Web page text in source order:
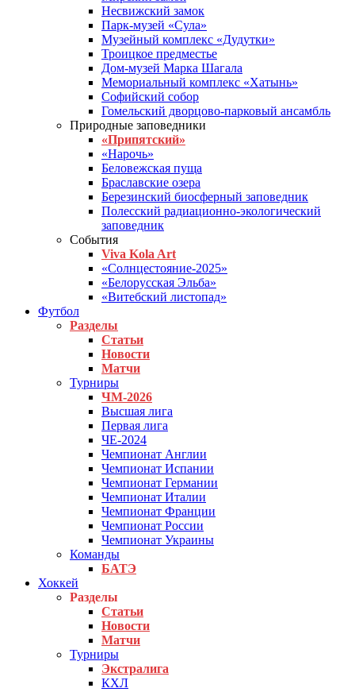
Несвижский замок
Парк-музей «Сула»
Музейный комплекс «Дудутки»
Троицкое предместье
Дом-музей Марка Шагала
Мемориальный комплекс «Хатынь»
Софийский собор
Гомельский дворцово-парковый ансамбль
Природные заповедники
«Припятский»
«Нарочь»
Беловежская пуща
Браславские озера
Березинский биосферный заповедник
Полесский радиационно-экологический
заповедник
События
Viva Kola Art
«Солнцестояние-2025»
«Белорусская Эльба»
«Витебский листопад»
Футбол
Разделы
Статьи
Новости
Матчи
Турниры
ЧМ-2026
Высшая лига
Первая лига
ЧЕ-2024
Чемпионат Англии
Чемпионат Испании
Чемпионат Германии
Чемпионат Италии
Чемпионат Франции
Чемпионат России
Чемпионат Украины
Команды
БАТЭ
Хоккей
Разделы
Статьи
Новости
Матчи
Турниры
Экстралига
КХЛ